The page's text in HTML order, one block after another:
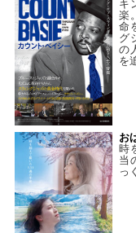
キ
楽
命
グ
の
を
お
時
当
っ